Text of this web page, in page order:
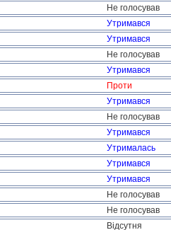
Не голосував
Утримався
Утримався
Не голосував
Утримався
Проти
Утримався
Не голосував
Утримався
Утрималась
Утримався
Утримався
Не голосував
Не голосував
Відсутня